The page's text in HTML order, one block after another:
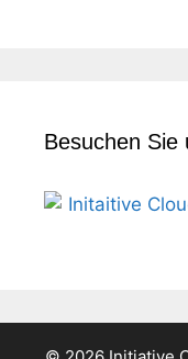
Besuchen Sie